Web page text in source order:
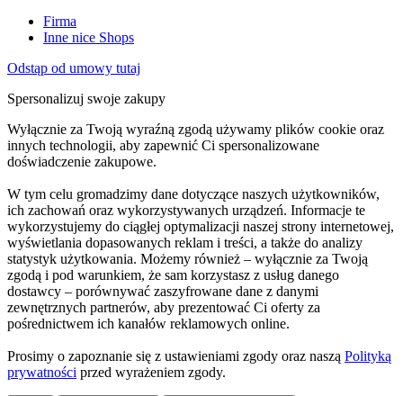
Firma
Inne nice Shops
Odstąp od umowy tutaj
Spersonalizuj swoje zakupy
Wyłącznie za Twoją wyraźną zgodą używamy plików cookie oraz
innych technologii, aby zapewnić Ci spersonalizowane
doświadczenie zakupowe.
W tym celu gromadzimy dane dotyczące naszych użytkowników,
ich zachowań oraz wykorzystywanych urządzeń. Informacje te
wykorzystujemy do ciągłej optymalizacji naszej strony internetowej,
wyświetlania dopasowanych reklam i treści, a także do analizy
statystyk użytkowania. Możemy również – wyłącznie za Twoją
zgodą i pod warunkiem, że sam korzystasz z usług danego
dostawcy – porównywać zaszyfrowane dane z danymi
zewnętrznych partnerów, aby prezentować Ci oferty za
pośrednictwem ich kanałów reklamowych online.
Prosimy o zapoznanie się z ustawieniami zgody oraz naszą Polityką
prywatności przed wyrażeniem zgody.